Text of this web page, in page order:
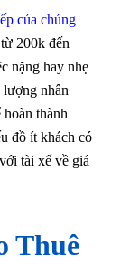
của chúng
200k đến
nặng hay nhẹ
nhân
thành
đồ ít khách có
tài xế về giá
Thuê